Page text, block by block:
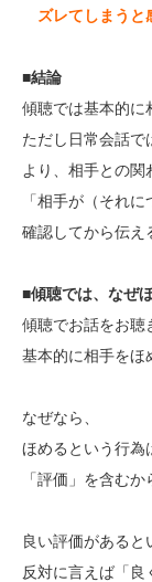
ズレてしまうと
■結論
傾聴では基本的に
ただし日常会話で
より、相手との関
「相手が（それ
確認してから伝え
■傾聴では、なぜ
傾聴でお話をお聴
基本的に相手をほ
なぜなら、
ほめるという行為
「評価」を含むか
良い評価があると
反対に言えば「良